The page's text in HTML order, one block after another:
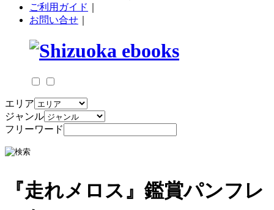
ご利用ガイド
お問い合せ
エリア
ジャンル
フリーワード
『走れメロス』鑑賞パンフレ